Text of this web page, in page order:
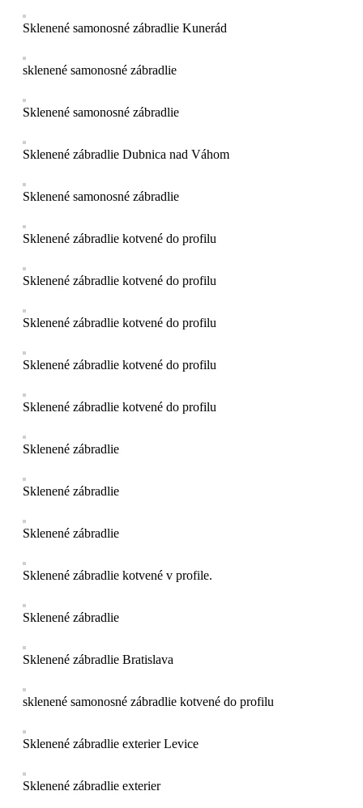
Sklenené samonosné zábradlie Kunerád
sklenené samonosné zábradlie
Sklenené samonosné zábradlie
Sklenené zábradlie Dubnica nad Váhom
Sklenené samonosné zábradlie
Sklenené zábradlie kotvené do profilu
Sklenené zábradlie kotvené do profilu
Sklenené zábradlie kotvené do profilu
Sklenené zábradlie kotvené do profilu
Sklenené zábradlie kotvené do profilu
Sklenené zábradlie
Sklenené zábradlie
Sklenené zábradlie
Sklenené zábradlie kotvené v profile.
Sklenené zábradlie
Sklenené zábradlie Bratislava
sklenené samonosné zábradlie kotvené do profilu
Sklenené zábradlie exterier Levice
Sklenené zábradlie exterier